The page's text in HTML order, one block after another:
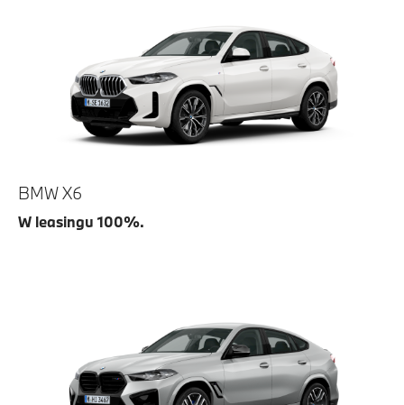
BMW X6
W leasingu 100%.